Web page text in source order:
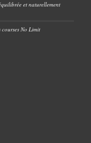
et naturellement
courses No Limit